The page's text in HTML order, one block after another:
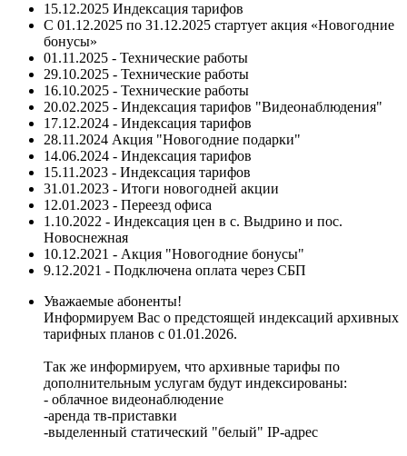
15.12.2025 Индексация тарифов
С 01.12.2025 по 31.12.2025 стартует акция «Новогодние
бонусы»
01.11.2025 - Технические работы
29.10.2025 - Технические работы
16.10.2025 - Технические работы
20.02.2025 - Индексация тарифов "Видеонаблюдения"
17.12.2024 - Индексация тарифов
28.11.2024 Акция "Новогодние подарки"
14.06.2024 - Индексация тарифов
15.11.2023 - Индексация тарифов
31.01.2023 - Итоги новогодней акции
12.01.2023 - Переезд офиса
1.10.2022 - Индексация цен в с. Выдрино и пос.
Новоснежная
10.12.2021 - Акция "Новогодние бонусы"
9.12.2021 - Подключена оплата через СБП
Уважаемые абоненты!
Информируем Вас о предстоящей индексаций архивных
тарифных планов с 01.01.2026.
Так же информируем, что архивные тарифы по
дополнительным услугам будут индексированы:
- облачное видеонаблюдение
-аренда тв-приставки
-выделенный статический "белый" IP-адрес